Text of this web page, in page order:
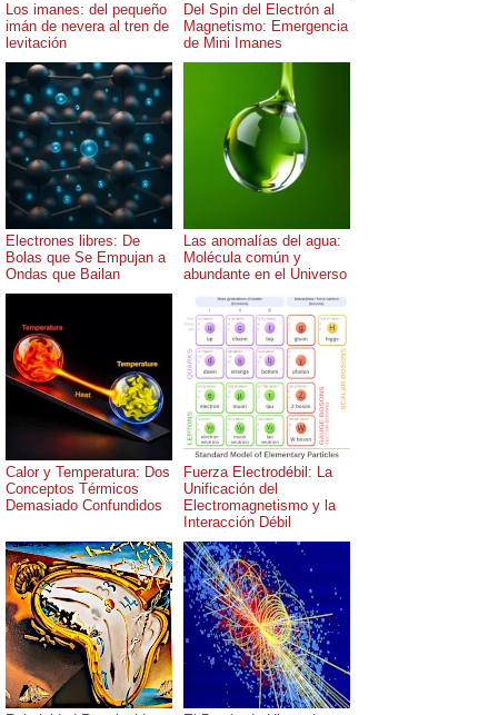
Los imanes: del pequeño
imán de nevera al tren de
levitación
Del Spin del Electrón al
Magnetismo: Emergencia
de Mini Imanes
Electrones libres: De
Bolas que Se Empujan a
Ondas que Bailan
Las anomalías del agua:
Molécula común y
abundante en el Universo
Calor y Temperatura: Dos
Conceptos Térmicos
Demasiado Confundidos
Fuerza Electrodébil: La
Unificación del
Electromagnetismo y la
Interacción Débil